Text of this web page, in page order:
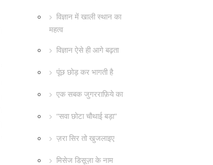
विज्ञान में खाली स्थान का
महत्व
विज्ञान ऐसे ही आगे बढ़ता
पूंछ छोड़ कर भागती है
एक सबक जुगरराफ़िये का
“सवा छोटा चौथाई बड़ा”
ज़रा सिर तो खुजलाइए
मिसेज डिसूज़ा के नाम